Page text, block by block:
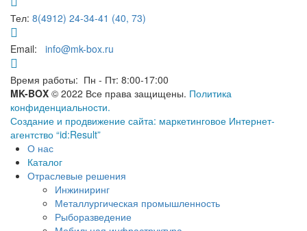
Тел: 8(4912) 24-34-41 (40, 73)
Email: info@mk-box.ru
Время работы: Пн - Пт: 8:00-17:00
MK-BOX © 2022 Все права защищены. Политика
конфиденциальности.
Создание и продвижение сайта: маркетинговое Интернет-
агентство “id:Result”
О нас
Каталог
Отраслевые решения
Инжиниринг
Металлургическая промышленность
Рыборазведение